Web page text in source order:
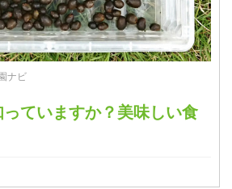
ナビ
っていますか？美味しい食